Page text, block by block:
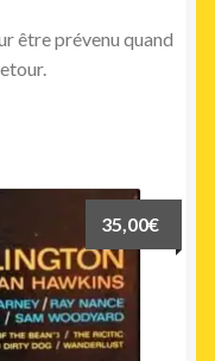
être prévenu quand
35,00€